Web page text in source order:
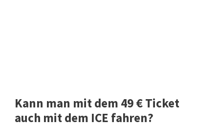
Kann man mit dem 49 € Ticket
auch mit dem ICE fahren?